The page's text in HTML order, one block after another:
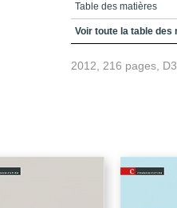
Table des matières
Liste des tableaux et
Construction
Voir toute la table des
2012, 216 pages,